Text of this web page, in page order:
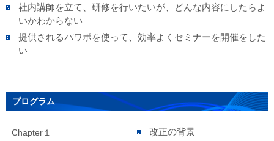
社内講師を立て、研修を行いたいが、どんな内容にしたらよ
いかわからない
提供されるパワポを使って、効率よくセミナーを開催をした
い
プログラム
Chapter１
改正の背景